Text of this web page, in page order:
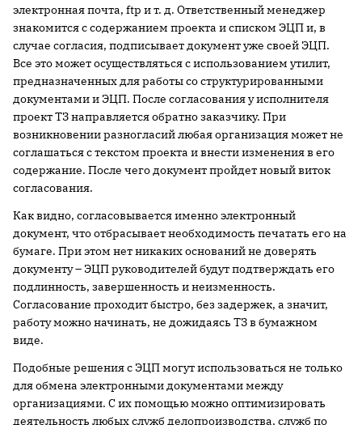
электронная почта, ftp и т. д. Ответственный менеджер
знакомится с содержанием проекта и списком ЭЦП и, в
случае согласия, подписывает документ уже своей ЭЦП.
Все это может осуществляться с использованием утилит,
предназначенных для работы со структурированными
документами и ЭЦП. После согласования у исполнителя
проект ТЗ направляется обратно заказчику. При
возникновении разногласий любая организация может не
соглашаться с текстом проекта и внести изменения в его
содержание. После чего документ пройдет новый виток
согласования.
Как видно, согласовывается именно электронный
документ, что отбрасывает необходимость печатать его на
бумаге. При этом нет никаких оснований не доверять
документу – ЭЦП руководителей будут подтверждать его
подлинность, завершенность и неизменность.
Согласование проходит быстро, без задержек, а значит,
работу можно начинать, не дожидаясь ТЗ в бумажном
виде.
Подобные решения с ЭЦП могут использоваться не только
для обмена электронными документами между
организациями. С их помощью можно оптимизировать
деятельность любых служб делопроизводства, служб по